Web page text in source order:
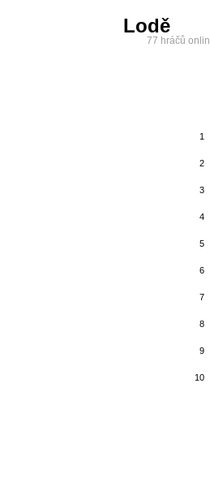
Lodě
77 hráčů
1
2
3
4
5
6
7
8
9
10